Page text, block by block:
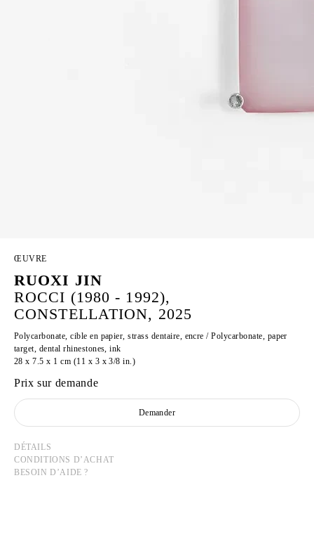
ŒUVRE
RUOXI JIN
ROCCI (1980 - 1992),
CONSTELLATION, 2025
Polycarbonate, cible en papier, strass dentaire, encre / Polycarbonate, paper
target, dental rhinestones, ink
28 x 7.5 x 1 cm (11 x 3 x 3/8 in.)
Prix sur demande
Demander
DÉTAILS
CONDITIONS D’ACHAT
BESOIN D’AIDE ?